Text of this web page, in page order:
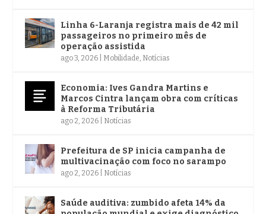
Linha 6-Laranja registra mais de 42 mil
passageiros no primeiro mês de
operação assistida
ago 3, 2026 Mobilidade, Notícias
Economia: Ives Gandra Martins e
Marcos Cintra lançam obra com críticas
à Reforma Tributária
ago 2, 2026 Notícias
Prefeitura de SP inicia campanha de
multivacinação com foco no sarampo
ago 2, 2026 Notícias
Saúde auditiva: zumbido afeta 14% da